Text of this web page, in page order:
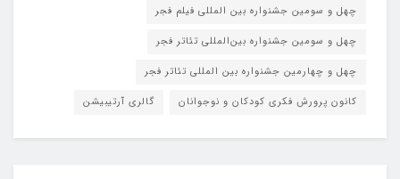
چهل و سومین جشنواره بین المللی فیلم فجر
چهل و سومین جشنواره بین‌المللی تئاتر فجر
چهل و چهارمین جشنواره بین المللی تئاتر فجر
کانون پرورش فکری کودکان و نوجوانان
گالری آرتیبیشن